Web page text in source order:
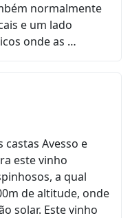
normalmente
e um lado
onde as …
castas Avesso e
este vinho
a qual
de altitude, onde
solar. Este vinho